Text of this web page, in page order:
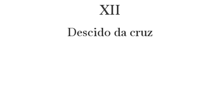
XII
Descido da cruz